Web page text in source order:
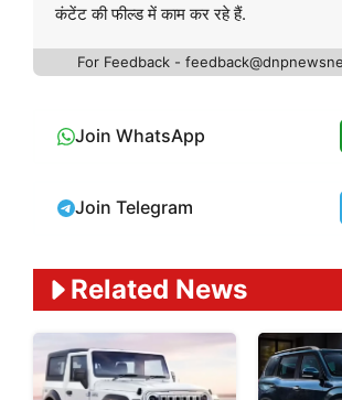
कंटेंट की फील्ड में काम कर रहे हैं.
For Feedback -
Join WhatsApp
Join Telegram
Related News